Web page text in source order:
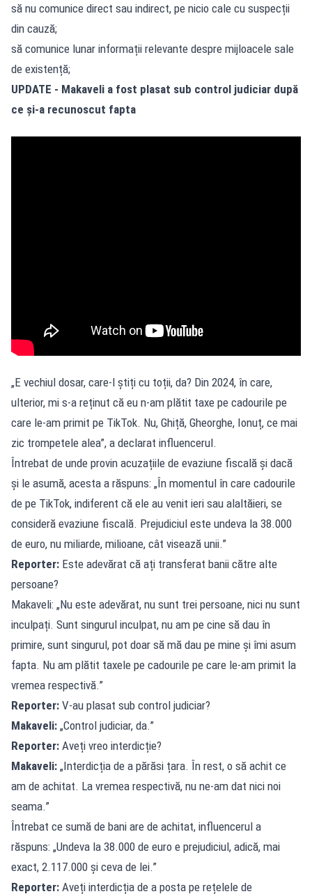
să nu comunice direct sau indirect, pe nicio cale cu suspecții
din cauză;
să comunice lunar informații relevante despre mijloacele sale
de existență;
UPDATE - Makaveli a fost plasat sub control judiciar după
ce și-a recunoscut fapta
„E vechiul dosar, care-l știți cu toții, da? Din 2024, în care,
ulterior, mi s-a reținut că eu n-am plătit taxe pe cadourile pe
care le-am primit pe TikTok. Nu, Ghiță, Gheorghe, Ionuț, ce mai
zic trompetele alea”, a declarat influencerul.
Întrebat de unde provin acuzațiile de evaziune fiscală și dacă
și le asumă, acesta a răspuns: „În momentul în care cadourile
de pe TikTok, indiferent că ele au venit ieri sau alaltăieri, se
consideră evaziune fiscală. Prejudiciul este undeva la 38.000
de euro, nu miliarde, milioane, cât visează unii.”
Reporter: Este adevărat că ați transferat banii către alte
persoane?
Makaveli: „Nu este adevărat, nu sunt trei persoane, nici nu sunt
inculpați. Sunt singurul inculpat, nu am pe cine să dau în
primire, sunt singurul, pot doar să mă dau pe mine și îmi asum
fapta. Nu am plătit taxele pe cadourile pe care le-am primit la
vremea respectivă.”
Reporter: V-au plasat sub control judiciar?
Makaveli: „Control judiciar, da.”
Reporter: Aveți vreo interdicție?
Makaveli: „Interdicția de a părăsi țara. În rest, o să achit ce
am de achitat. La vremea respectivă, nu ne-am dat nici noi
seama.”
Întrebat ce sumă de bani are de achitat, influencerul a
răspuns: „Undeva la 38.000 de euro e prejudiciul, adică, mai
exact, 2.117.000 și ceva de lei.”
Reporter: Aveți interdicția de a posta pe rețelele de